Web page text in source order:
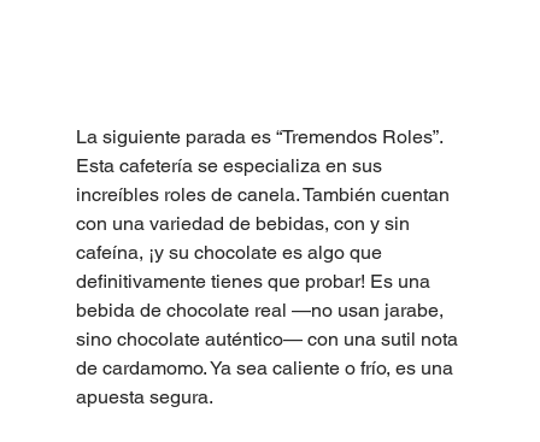
La siguiente parada es “Tremendos Roles”.
Esta cafetería se especializa en sus
increíbles roles de canela. También cuentan
con una variedad de bebidas, con y sin
cafeína, ¡y su chocolate es algo que
definitivamente tienes que probar! Es una
bebida de chocolate real —no usan jarabe,
sino chocolate auténtico— con una sutil nota
de cardamomo. Ya sea caliente o frío, es una
apuesta segura.